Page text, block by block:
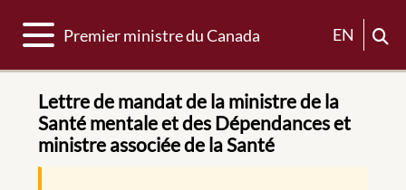
Basculer la navigation
Premier ministre du Canada EN
Lettre de mandat de la ministre de la
Santé mentale et des Dépendances et
ministre associée de la Santé